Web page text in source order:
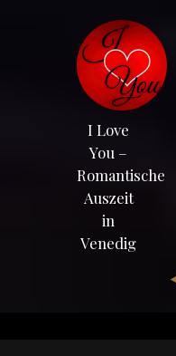
I Love
You –
Romantische
Auszeit
in
Venedig